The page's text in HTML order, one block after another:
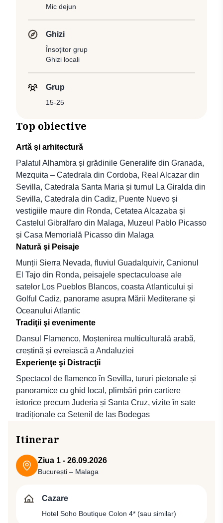
Mic dejun
Ghizi
Însoțitor grup
Ghizi locali
Grup
15-25
Top obiective
Artă şi arhitectură
Palatul Alhambra și grădinile Generalife din Granada,
Mezquita – Catedrala din Cordoba, Real Alcazar din
Sevilla, Catedrala Santa Maria și turnul La Giralda din
Sevilla, Catedrala din Cadiz, Puente Nuevo și
vestigiile maure din Ronda, Cetatea Alcazaba și
Castelul Gibralfaro din Malaga, Muzeul Pablo Picasso
și Casa Memorială Picasso din Malaga
Natură şi Peisaje
Munții Sierra Nevada, fluviul Guadalquivir, Canionul
El Tajo din Ronda, peisajele spectaculoase ale
satelor Los Pueblos Blancos, coasta Atlanticului și
Golful Cadiz, panorame asupra Mării Mediterane și
Oceanului Atlantic
Tradiţii şi evenimente
Dansul Flamenco, Moștenirea multiculturală arabă,
creștină și evreiască a Andaluziei
Experienţe şi Distracţii
Spectacol de flamenco în Sevilla, tururi pietonale și
panoramice cu ghid local, plimbări prin cartiere
istorice precum Juderia și Santa Cruz, vizite în sate
tradiționale ca Setenil de las Bodegas
Itinerar
Ziua 1 - 26.09.2026
București – Malaga
Cazare
Hotel Soho Boutique Colon 4* (sau similar)